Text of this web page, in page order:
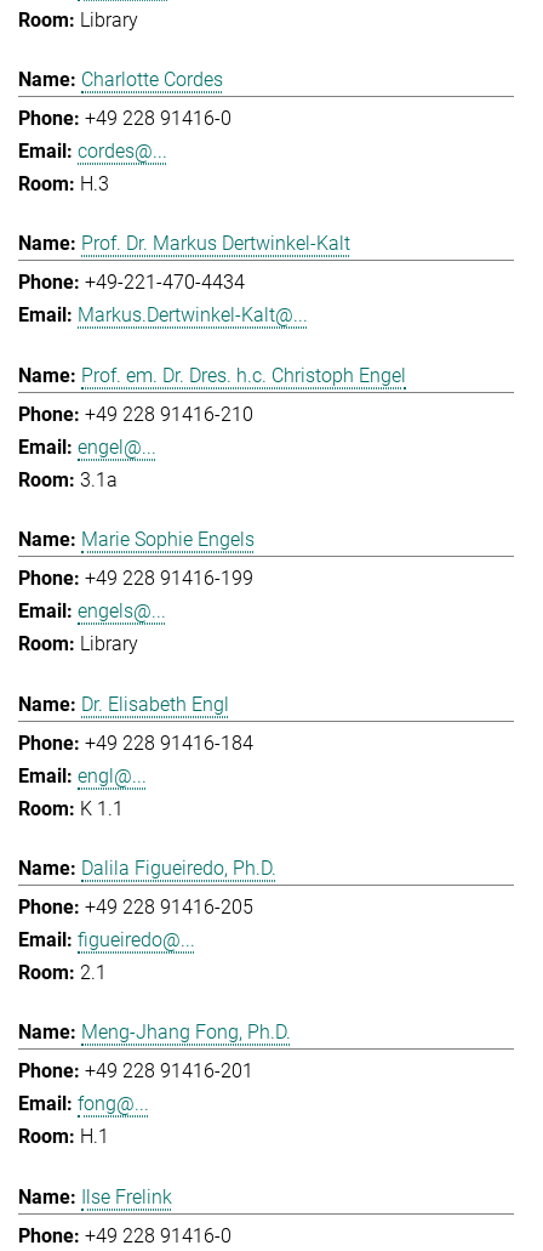
Library
Charlotte Cordes
+49 228 91416-0
cordes@...
H.3
Prof. Dr. Markus Dertwinkel-Kalt
+49-221-470-4434
Markus.Dertwinkel-Kalt@...
Prof. em. Dr. Dres. h.c. Christoph Engel
+49 228 91416-210
engel@...
3.1a
Marie Sophie Engels
+49 228 91416-199
engels@...
Library
Dr. Elisabeth Engl
+49 228 91416-184
engl@...
K 1.1
Dalila Figueiredo, Ph.D.
+49 228 91416-205
figueiredo@...
2.1
Meng-Jhang Fong, Ph.D.
+49 228 91416-201
fong@...
H.1
Ilse Frelink
+49 228 91416-0